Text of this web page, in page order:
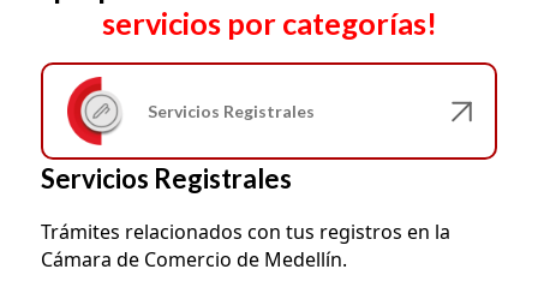
servicios por categorías!
Servicios Registrales
Servicios Registrales
Trámites relacionados con tus registros en la
Cámara de Comercio de Medellín.